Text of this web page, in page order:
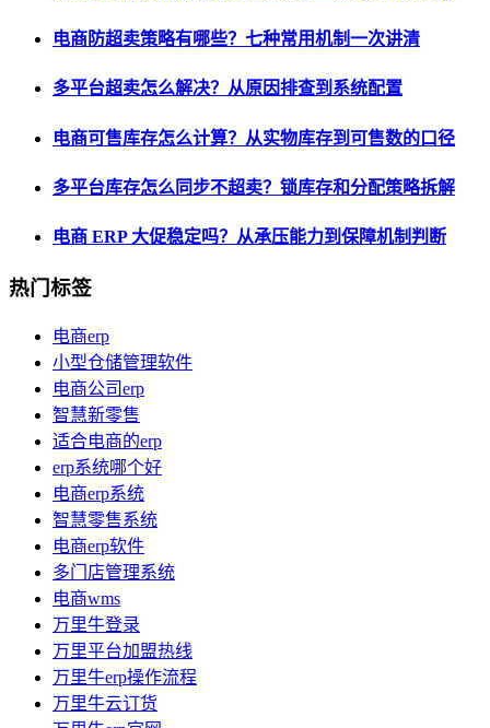
电商防超卖策略有哪些？七种常用机制一次讲清
多平台超卖怎么解决？从原因排查到系统配置
电商可售库存怎么计算？从实物库存到可售数的口径
多平台库存怎么同步不超卖？锁库存和分配策略拆解
电商 ERP 大促稳定吗？从承压能力到保障机制判断
热门标签
电商erp
小型仓储管理软件
电商公司erp
智慧新零售
适合电商的erp
erp系统哪个好
电商erp系统
智慧零售系统
电商erp软件
多门店管理系统
电商wms
万里牛登录
万里平台加盟热线
万里牛erp操作流程
万里牛云订货